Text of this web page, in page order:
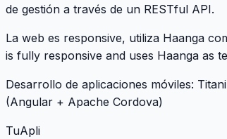
de gestión a través de un RESTful API.
La web es responsive, utiliza Haanga
is fully responsive and uses Haanga as
Desarrollo de aplicaciones móviles:
(Angular + Apache Cordova)
TuApli